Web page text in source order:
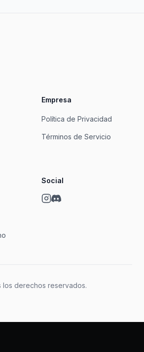
Empresa
Política de Privacidad
Términos de Servicio
Social
derechos reservados.